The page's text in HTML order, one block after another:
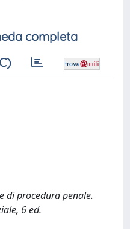
completa
di procedura penale.
6 ed.